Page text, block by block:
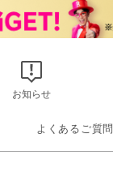
お知らせ
よくあるご質問